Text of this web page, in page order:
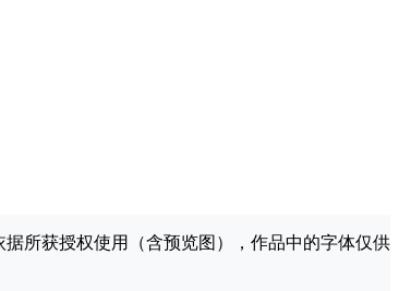
所获授权使用（含预览图），作品中的字体仅供